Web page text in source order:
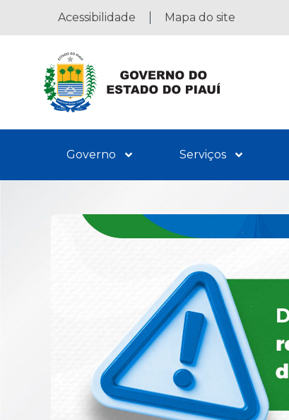
Acessibilidade Mapa do site
Governo Serviços